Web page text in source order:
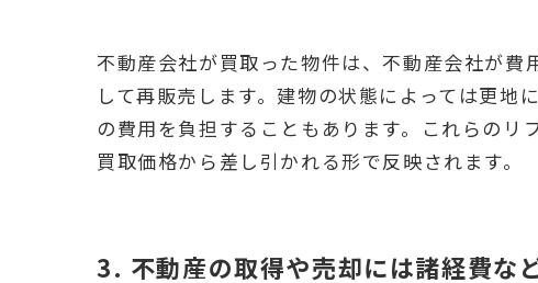
不動産会社が買取った物件は、不動産会社が
して再販売します。建物の状態によっては更
の費用を負担することもあります。これらのリ
買取価格から差し引かれる形で反映されます。
3. 不動産の取得や売却には諸経費な